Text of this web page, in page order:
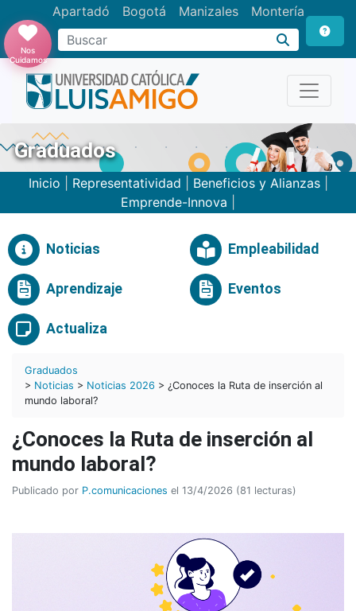
Apartadó Bogotá Manizales Montería
Buscar
Nos
Cuidamos
Graduados
Inicio Representatividad Beneficios y Alianzas|
Emprende-Innova
Noticias Empleabilidad
Aprendizaje Eventos
Actualiza
Graduados
> Noticias > Noticias 2026 > ¿Conoces la Ruta de inserción al
mundo laboral?
¿Conoces la Ruta de inserción al
mundo laboral?
Publicado por P.comunicaciones el 13/4/2026 (81 lecturas)